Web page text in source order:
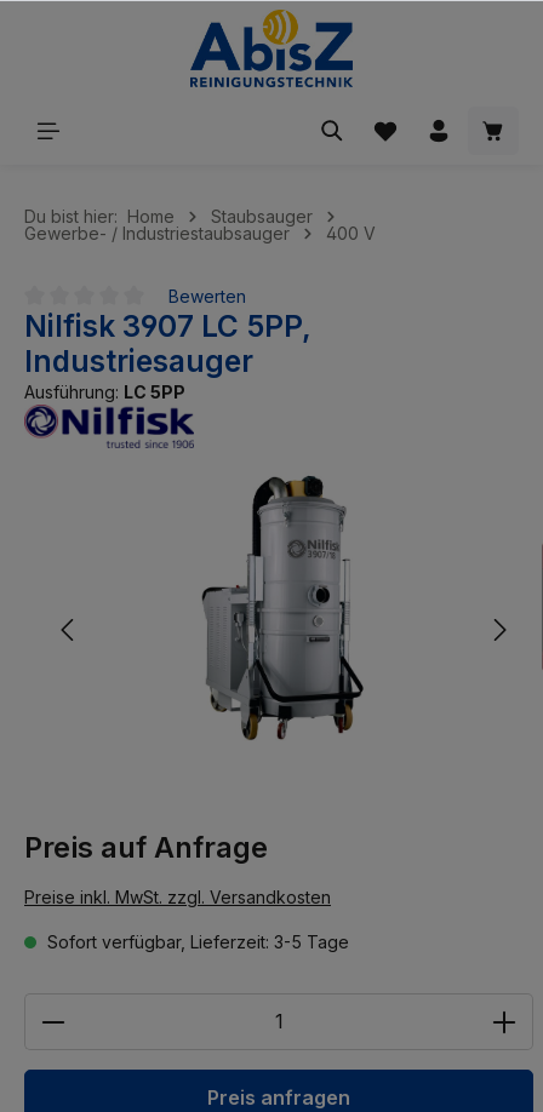
Du bist hier: Home
Staubsauger
Gewerbe- / Industriestaubsauger
400 V
Durchschnittliche Bewertung von 0 von 5 Sternen
Bewerten
Nilfisk 3907 LC 5PP,
Industriesauger
Ausführung: LC 5PP
Preis auf Anfrage
Preise inkl. MwSt. zzgl. Versandkosten
Sofort verfügbar, Lieferzeit: 3-5 Tage
Preis anfragen